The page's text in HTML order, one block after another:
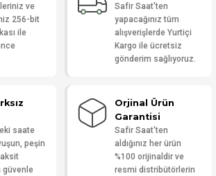
ve
256-bit
ile
Safir Saat'ten
yapacağınız tüm
alışverişlerde Yurtiçi
Kargo ile ücretsiz
gönderim sağlıyoruz.
saate
peşin
güvenle
Orjinal Ürün
Garantisi
Safir Saat'ten
aldığınız her ürün
%100 orijinaldir ve
resmi distribütörlerin